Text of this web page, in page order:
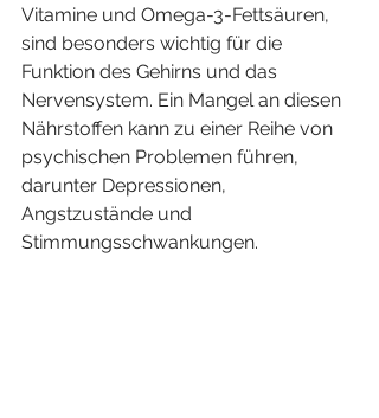
Vitamine und Omega-3-Fettsäuren,
sind besonders wichtig für die
Funktion des Gehirns und das
Nervensystem. Ein Mangel an diesen
Nährstoffen kann zu einer Reihe von
psychischen Problemen führen,
darunter Depressionen,
Angstzustände und
Stimmungsschwankungen.